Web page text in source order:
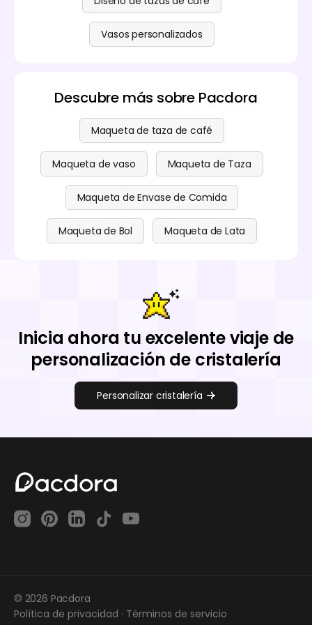
Vasos personalizados
Descubre más sobre Pacdora
Maqueta de taza de café
Maqueta de vaso Maqueta de Taza
Maqueta de Envase de Comida
Maqueta de Bol Maqueta de Lata
Inicia ahora tu excelente viaje de
personalización de cristalería
Personalizar cristalería
© 2026 Pacdora
Política de privacidad · Términos de servicio